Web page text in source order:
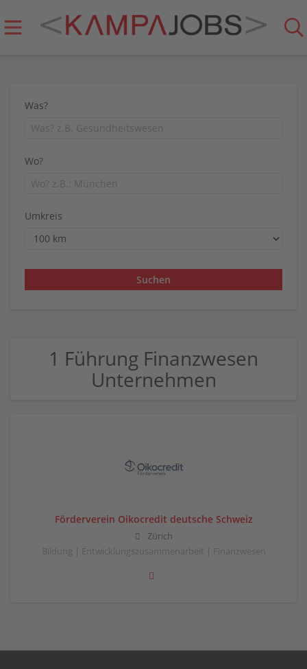
Was?
Wo?
Umkreis
1 Führung Finanzwesen
Unternehmen
Förderverein Oikocredit deutsche Schweiz
Zürich
Bildung | Entwicklungszusammenarbeit | Finanzwesen